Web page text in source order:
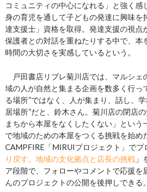
コミュニティの中心になれる」と強く感
身の育児を通して子どもの発達に興味を
達支援士」資格を取得。発達支援の視点
保護者との対話を重ねたりする中で、本
時間の大切さを実感しているという。
戸田書店リブレ菊川店では、マルシェ
域の人が自然と集まる企画を数多く行っ
る場所”ではなく、人が集まり、話し、
居場所”だと、鈴木さん。菊川店の閉店
まちから本屋をなくしたくない」という
で地域のための本屋をつくる挑戦を始め
CAMPFIRE「MIRUIプロジェクト」でプ
り戻す。地域の文化拠点と店長の挑戦 」
ア段階で、フォローやコメントで応援を
んのプロジェクトの公開を後押しできる。